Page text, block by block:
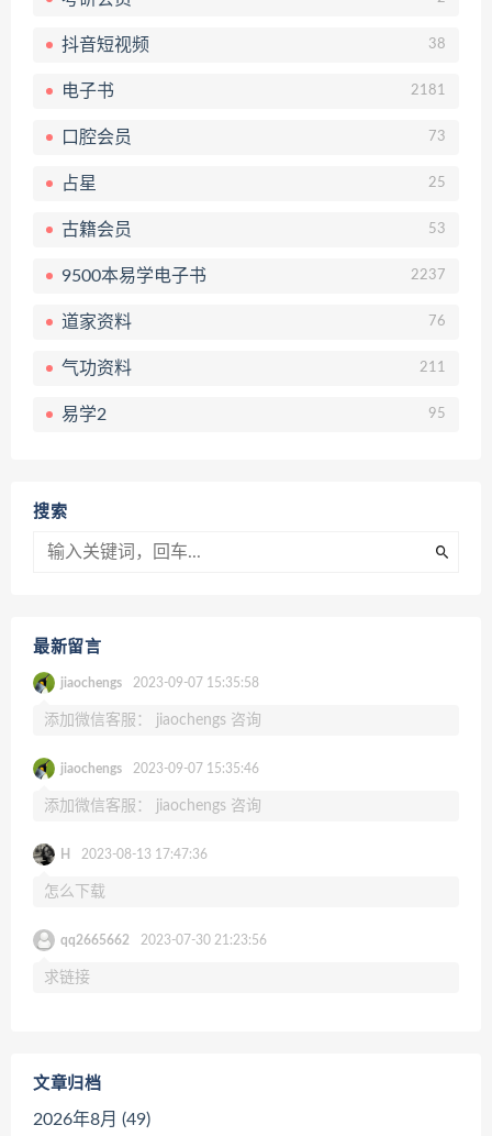
抖音短视频 38
电子书 2181
口腔会员 73
占星 25
古籍会员 53
9500本易学电子书 2237
道家资料 76
气功资料 211
易学2 95
搜索
最新留言
jiaochengs 2023-09-07 15:35:58
添加微信客服： jiaochengs 咨询
jiaochengs 2023-09-07 15:35:46
添加微信客服： jiaochengs 咨询
H 2023-08-13 17:47:36
怎么下载
qq2665662 2023-07-30 21:23:56
求链接
文章归档
2026年8月 (49)